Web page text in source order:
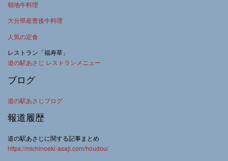
朝地牛料理
大分県産豊後牛料理
人気の定食
レストラン「福寿草」
道の駅あさじ レストランメニュー
ブログ
道の駅あさじブログ
報道履歴
道の駅あさじに関する記事まとめ
https://michinoeki-asaji.com/houdou/